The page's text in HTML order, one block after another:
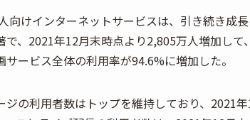
向けインターネットサービスは、引き続き成
、2021年12月末時点より2,805万人増加して
ービス全体の利用率が94.6%に増加した。
ジの利用者数はトップを維持しており、2021